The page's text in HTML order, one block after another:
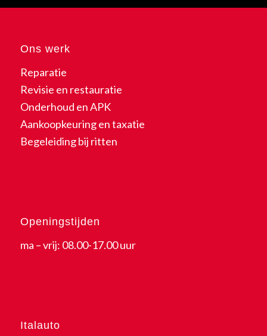
Ons werk
Reparatie
Revisie en restauratie
Onderhoud en APK
Aankoopkeuring en taxatie
Begeleiding bij ritten
Openingstijden
ma – vrij: 08.00-17.00 uur
Italauto